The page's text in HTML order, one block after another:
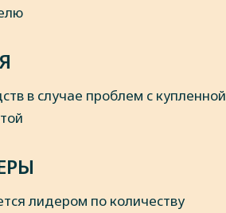
в случае проблем с купленной
лидером по количеству